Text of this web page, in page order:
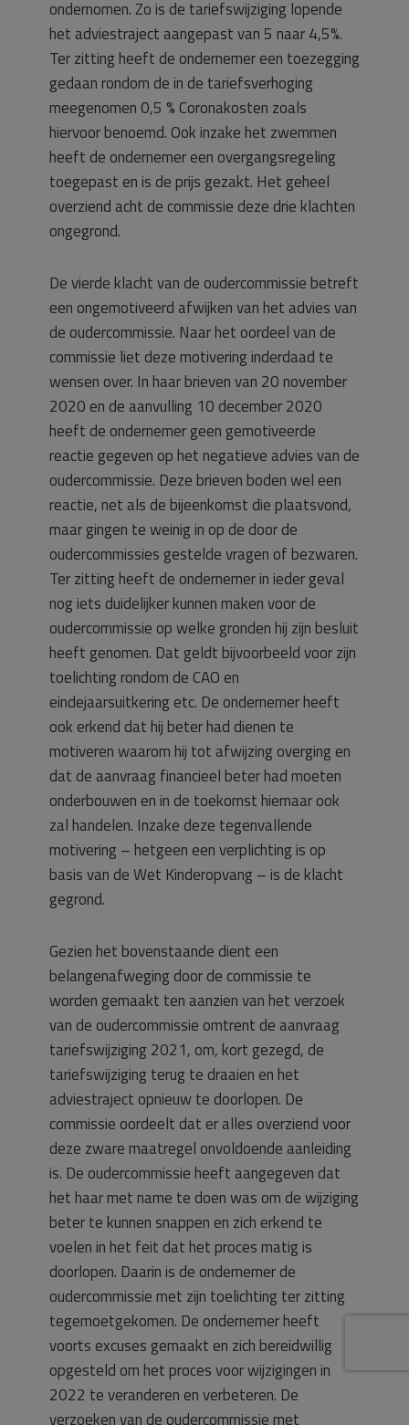
ondernomen. Zo is de tariefswijziging lopende
het adviestraject aangepast van 5 naar 4,5%.
Ter zitting heeft de ondernemer een toezegging
gedaan rondom de in de tariefsverhoging
meegenomen 0,5 % Coronakosten zoals
hiervoor benoemd. Ook inzake het zwemmen
heeft de ondernemer een overgangsregeling
toegepast en is de prijs gezakt. Het geheel
overziend acht de commissie deze drie klachten
ongegrond.
De vierde klacht van de oudercommissie betreft
een ongemotiveerd afwijken van het advies van
de oudercommissie. Naar het oordeel van de
commissie liet deze motivering inderdaad te
wensen over. In haar brieven van 20 november
2020 en de aanvulling 10 december 2020
heeft de ondernemer geen gemotiveerde
reactie gegeven op het negatieve advies van de
oudercommissie. Deze brieven boden wel een
reactie, net als de bijeenkomst die plaatsvond,
maar gingen te weinig in op de door de
oudercommissies gestelde vragen of bezwaren.
Ter zitting heeft de ondernemer in ieder geval
nog iets duidelijker kunnen maken voor de
oudercommissie op welke gronden hij zijn besluit
heeft genomen. Dat geldt bijvoorbeeld voor zijn
toelichting rondom de CAO en
eindejaarsuitkering etc. De ondernemer heeft
ook erkend dat hij beter had dienen te
motiveren waarom hij tot afwijzing overging en
dat de aanvraag financieel beter had moeten
onderbouwen en in de toekomst hiernaar ook
zal handelen. Inzake deze tegenvallende
motivering – hetgeen een verplichting is op
basis van de Wet Kinderopvang – is de klacht
gegrond.
Gezien het bovenstaande dient een
belangenafweging door de commissie te
worden gemaakt ten aanzien van het verzoek
van de oudercommissie omtrent de aanvraag
tariefswijziging 2021, om, kort gezegd, de
tariefswijziging terug te draaien en het
adviestraject opnieuw te doorlopen. De
commissie oordeelt dat er alles overziend voor
deze zware maatregel onvoldoende aanleiding
is. De oudercommissie heeft aangegeven dat
het haar met name te doen was om de wijziging
beter te kunnen snappen en zich erkend te
voelen in het feit dat het proces matig is
doorlopen. Daarin is de ondernemer de
oudercommissie met zijn toelichting ter zitting
tegemoetgekomen. De ondernemer heeft
voorts excuses gemaakt en zich bereidwillig
opgesteld om het proces voor wijzigingen in
2022 te veranderen en verbeteren. De
verzoeken van de oudercommissie met